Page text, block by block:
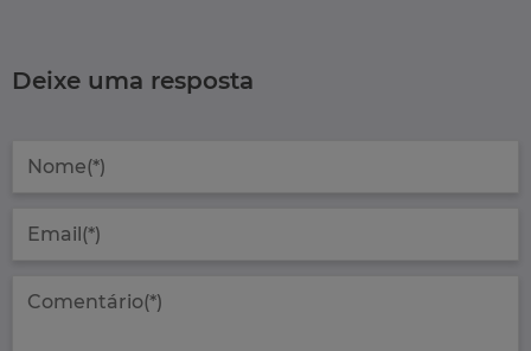
Deixe uma resposta